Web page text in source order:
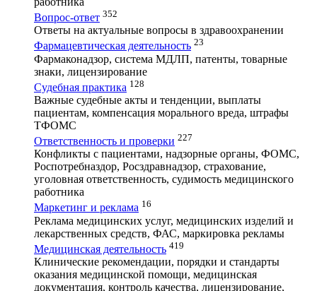
Вопрос-ответ 352
Ответы на актуальные вопросы в здравоохранении
Фармацевтическая деятельность 23
Фармаконадзор, система МДЛП, патенты, товарные
знаки, лицензирование
Судебная практика 128
Важные судебные акты и тенденции, выплаты
пациентам, компенсация морального вреда, штрафы
ТФОМС
Ответственность и проверки 227
Конфликты с пациентами, надзорные органы, ФОМС,
Роспотребназдор, Росздравнадзор, страхование,
уголовная ответственность, судимость медицинского
работника
Маркетинг и реклама 16
Реклама медицинских услуг, медицинских изделий и
лекарственных средств, ФАС, маркировка рекламы
Медицинская деятельность 419
Клинические рекомендации, порядки и стандарты
оказания медицинской помощи, медицинская
документация, контроль качества, лицензирование,